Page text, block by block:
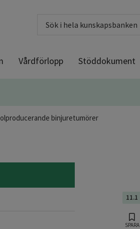
Vårdförlopp Stöddokument
binjuretumörer
11.1
SPARA